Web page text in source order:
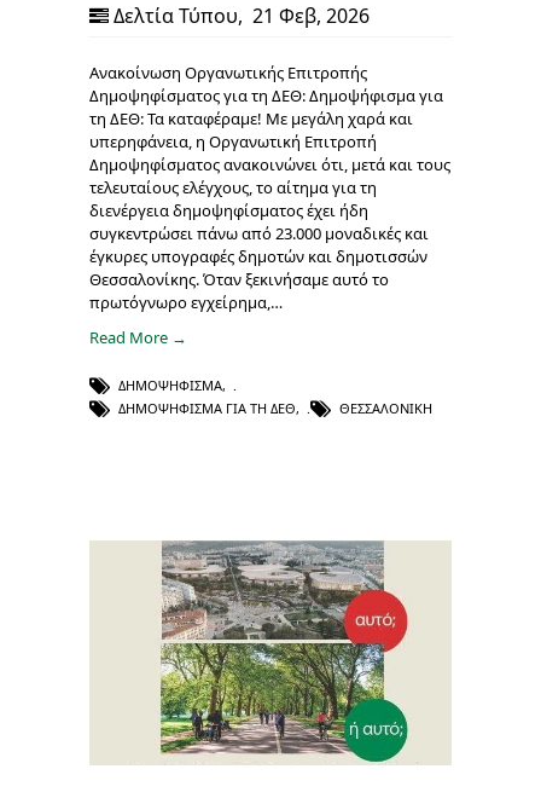
Δελτία Τύπου, 21 Φεβ, 2026
Ανακοίνωση Οργανωτικής Επιτροπής
Δημοψηφίσματος για τη ΔΕΘ: Δημοψήφισμα για
τη ΔΕΘ: Τα καταφέραμε! Με μεγάλη χαρά και
υπερηφάνεια, η Οργανωτική Επιτροπή
Δημοψηφίσματος ανακοινώνει ότι, μετά και τους
τελευταίους ελέγχους, το αίτημα για τη
διενέργεια δημοψηφίσματος έχει ήδη
συγκεντρώσει πάνω από 23.000 μοναδικές και
έγκυρες υπογραφές δημοτών και δημοτισσών
Θεσσαλονίκης. Όταν ξεκινήσαμε αυτό το
πρωτόγνωρο εγχείρημα,…
Read More →
ΔΗΜΟΨΉΦΙΣΜΑ,
ΔΗΜΟΨΉΦΙΣΜΑ ΓΙΑ ΤΗ ΔΕΘ, ΘΕΣΣΑΛΟΝΊΚΗ